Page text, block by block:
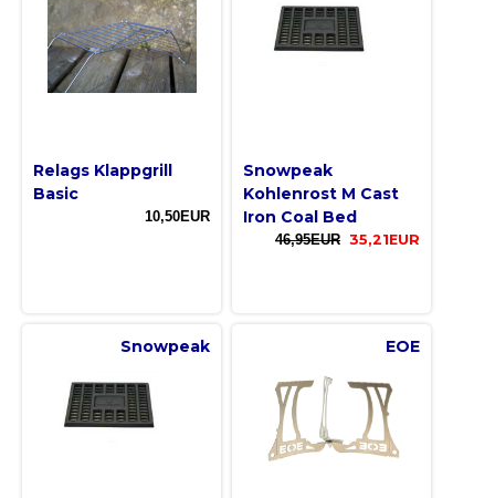
Relags Klappgrill
Basic
10,50EUR
Snowpeak
Kohlenrost M Cast
Iron Coal Bed
46,95EUR 35,21EUR
Snowpeak EOE